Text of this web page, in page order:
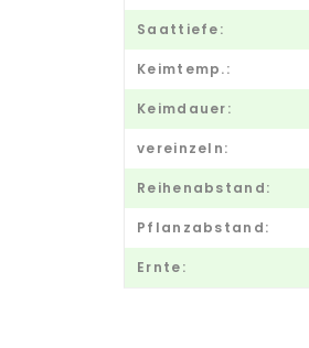
Saattiefe:
Keimtemp.:
Keimdauer:
vereinzeln:
Reihenabstand:
Pflanzabstand:
Ernte: